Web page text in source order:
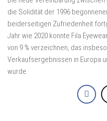
die Solidität der 1996
beiderseitigen Zufriedenheit
Jahr wie 2020 konnte Fila
von 9 % verzeichnen, das
Verkaufsergebnissen in Europa
wurde.